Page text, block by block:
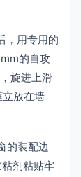
，用专用的
的自攻
旋进上滑
放在墙
的装配边
剂粘贴牢